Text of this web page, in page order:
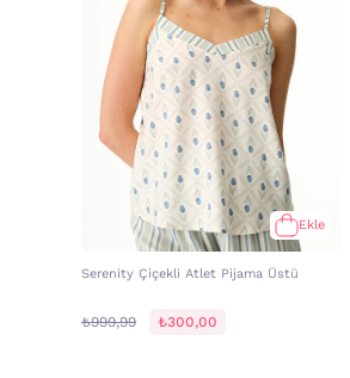
Ekle
Serenity Çiçekli Atlet Pijama Üstü
₺999,99 ₺300,00